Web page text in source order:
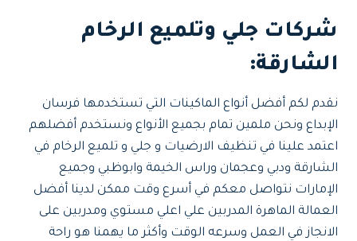
شركات جلي وتلميع الرخام
الشارقة:
نقدم لكم أفضل أنواع الماكينات التي تستخدمها فرسان
الإبداع ونحن ملمين تمام بجميع الأنواع ونستخدم أفضلهم
اعتمد علينا في تنظيف الارضيات و جلي و تلميع الرخام في
الشارقة ودبي وعجمان وراس الخيمة وابوظبي وجميع
الإمارات نتواصل معكم في أسرع وقت ممكن لدينا أفضل
العمالة الماهرة المدربين علي اعلي مستوي ومدربين على
الانجاز في العمل وسرعه الوقت وأكثر ما يهمنا هو راحة